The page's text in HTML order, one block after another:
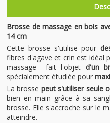
Brosse de massage en bois
14 cm
Cette brosse s'utilise pour
fibres d'agave et crin est idéal
massage fait l'objet d'un
spécialement étudiée pour
La brosse peut s'utiliser seule
bien en main grâce à sa
brosse. Elle s'accroche sur le
atteindre.